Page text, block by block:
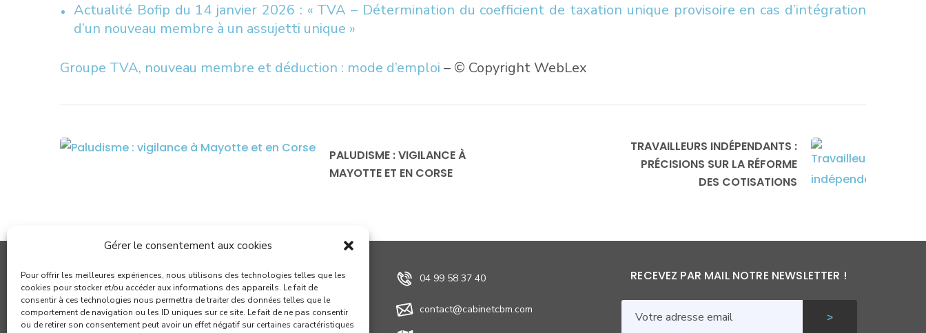
Gérer le consentement aux cookies
Pour offrir les meilleures expériences, nous utilisons des technologies telles que les
cookies pour stocker et/ou accéder aux informations des appareils. Le fait de
consentir à ces technologies nous permettra de traiter des données telles que le
comportement de navigation ou les ID uniques sur ce site. Le fait de ne pas consentir
ou de retirer son consentement peut avoir un effet négatif sur certaines caractéristiques
Actualité Bofip du 14 janvier 2026 : « TVA – Détermination du coefficient de taxation unique provisoire en cas d’intégration
d’un nouveau membre à un assujetti unique »
Groupe TVA, nouveau membre et déduction : mode d’emploi – © Copyright WebLex
PALUDISME : VIGILANCE À
MAYOTTE ET EN CORSE
TRAVAILLEURS INDÉPENDANTS :
PRÉCISIONS SUR LA RÉFORME
DES COTISATIONS
04 99 58 37 40
contact@cabinetcbm.com
RECEVEZ PAR MAIL NOTRE NEWSLETTER !